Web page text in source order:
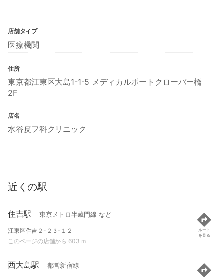
店舗タイプ
医療機関
住所
東京都江東区大島1-1-5 メディカルポートクローバー橋
2F
店名
水谷皮フ科クリニック
近くの駅
住吉駅 東京メトロ半蔵門線 など
江東区住吉２-２３-１２
このページの店舗から 603 m
ルート
を見る
西大島駅 都営新宿線